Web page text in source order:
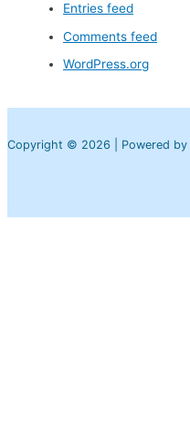
Entries feed
Comments feed
WordPress.org
Copyright © 2026 | Powered by